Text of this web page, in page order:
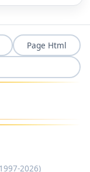
Page Html
2026)